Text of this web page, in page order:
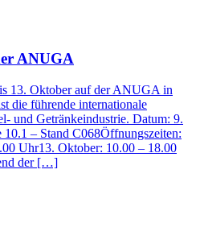
ANUGA
13. Oktober auf der ANUGA in
die führende internationale
und Getränkeindustrie. Datum: 9.
– Stand C068Öffnungszeiten:
Uhr13. Oktober: 10.00 – 18.00
der […]